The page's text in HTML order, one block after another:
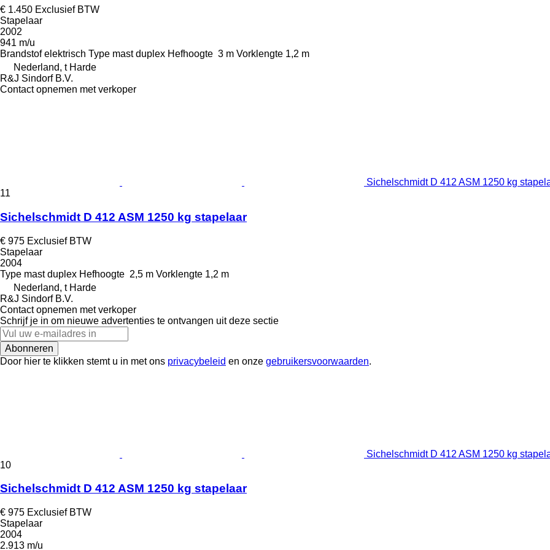
€ 1.450 Exclusief BTW
Stapelaar
2002
941 m/u
Brandstof elektrisch Type mast duplex Hefhoogte 3 m Vorklengte 1,2 m
Nederland, t Harde
R&J Sindorf B.V.
Contact opnemen met verkoper
Sichelschmidt D 412 ASM 1250 kg
11
Sichelschmidt D 412 ASM 1250 kg stapelaar
€ 975 Exclusief BTW
Stapelaar
2004
Type mast duplex Hefhoogte 2,5 m Vorklengte 1,2 m
Nederland, t Harde
R&J Sindorf B.V.
Contact opnemen met verkoper
Schrijf je in om nieuwe advertenties te ontvangen uit deze sectie
Abonneren
Door hier te klikken stemt u in met ons privacybeleid en onze gebruikersvoorwaarden.
Sichelschmidt D 412 ASM 1250 kg
10
Sichelschmidt D 412 ASM 1250 kg stapelaar
€ 975 Exclusief BTW
Stapelaar
2004
2.913 m/u